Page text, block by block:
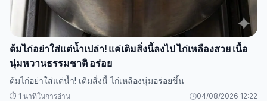
ต้มไก่อย่าใส่แต่น้ำเปล่า! แค่เติมสิ่งนี้ลงไป ไก่เหลืองสวย เนื้อ
นุ่มหวานธรรมชาติ อร่อย
ต้มไก่อย่าใส่แต่น้ำ! เติมสิ่งนี้ ไก่เหลืองนุ่มอร่อยขึ้น
⏱️ 1 นาทีในการอ่าน 04/08/2026 12:22